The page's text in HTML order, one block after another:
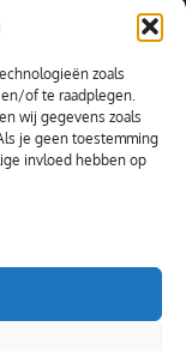
zoals
of te raadplegen.
wij gegevens zoals
je geen toestemming
invloed hebben op